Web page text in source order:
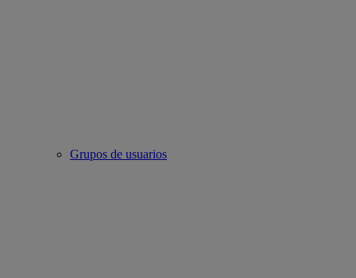
Grupos de usuarios